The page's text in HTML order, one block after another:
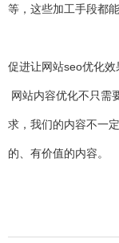
等，这些加工手段都
促进让网站seo优化
网站内容优化不只需
求，我们的内容不一
的、有价值的内容。